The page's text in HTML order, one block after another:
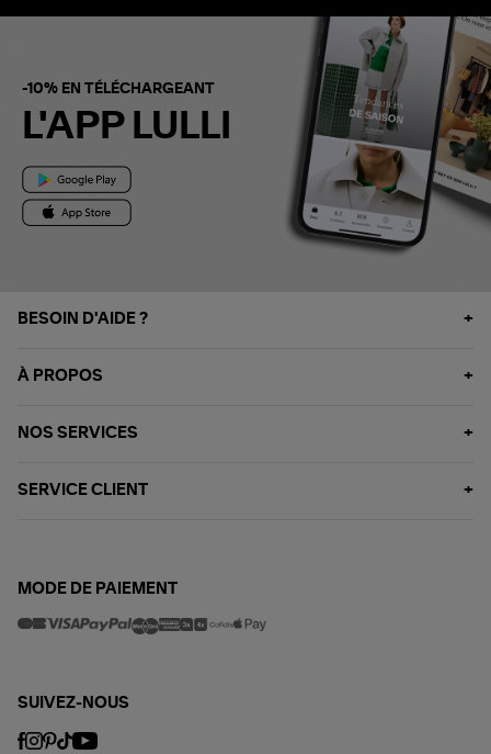
-10% EN TÉLÉCHARGEANT
L'APP LULLI
BESOIN D'AIDE ?
À PROPOS
NOS SERVICES
SERVICE CLIENT
MODE DE PAIEMENT
SUIVEZ-NOUS